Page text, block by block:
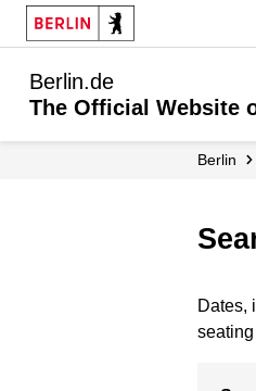
Berlin.de
The Official Website
Berlin
Dates,